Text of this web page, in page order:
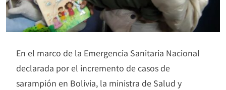
En el marco de la Emergencia Sanitaria Nacional
declarada por el incremento de casos de
sarampión en Bolivia, la ministra de Salud y